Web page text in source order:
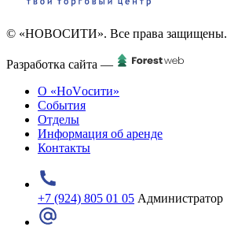
© «НОВОСИТИ». Все права защищены.
Разработка сайта —
О «НоVосити»
События
Отделы
Информация об аренде
Контакты
+7 (924) 805 01 05 Администратор